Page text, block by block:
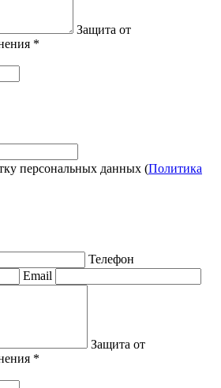
Защита от
*
персональных данных (Политика
Телефон
Email
Защита от
*